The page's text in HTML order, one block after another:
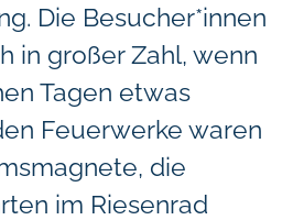
Die Besucher*innen
in großer Zahl, wenn
Tagen etwas
Feuerwerke waren
die
im Riesenrad